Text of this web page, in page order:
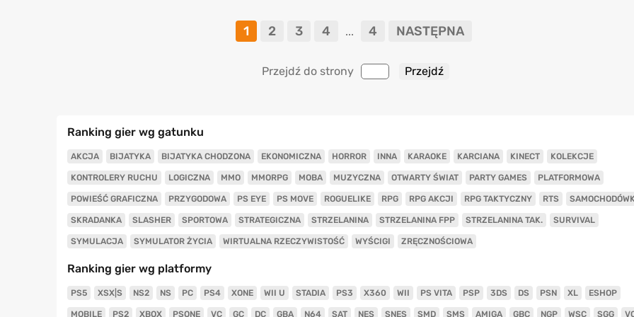
1 2 3 4 ... 4 NASTĘPNA
Przejdź do strony
Ranking gier wg gatunku
AKCJA BIJATYKA BIJATYKA CHODZONA EKONOMICZNA HORROR INNA KARAOKE KARCIANA KINECT KOLEKCJE
KONTROLERY RUCHU LOGICZNA MMO MMORPG MOBA MUZYCZNA OTWARTY ŚWIAT PARTY GAMES PLATFORMOWA
POWIEŚĆ GRAFICZNA PRZYGODOWA PS EYE PS MOVE ROGUELIKE RPG RPG AKCJI RPG TAKTYCZNY RTS
SKRADANKA SLASHER SPORTOWA STRATEGICZNA STRZELANINA STRZELANINA FPP STRZELANINA TAK. SURVIVAL
SYMULACJA SYMULATOR ŻYCIA WIRTUALNA RZECZYWISTOŚĆ WYŚCIGI ZRĘCZNOŚCIOWA
Ranking gier wg platformy
PS5 XSX|S NS2 NS PC PS4 XONE WII U STADIA PS3 X360 WII PS VITA PSP 3DS DS PSN XL ESHOP
MOBILE PS2 XBOX PSONE VC GC DC GBA N64 SAT NES SNES SMD SMS AMIGA GBC NGP WSC SGG